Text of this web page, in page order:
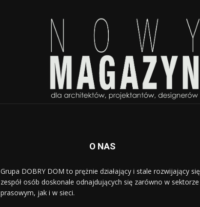
O NAS
Grupa DOBRY DOM to prężnie działający i stale rozwijający się
zespół osób doskonale odnajdujących się zarówno w sektorze
prasowym, jak i w sieci.